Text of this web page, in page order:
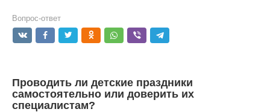
Вопрос-ответ
Проводить ли детские праздники
самостоятельно или доверить их
специалистам?